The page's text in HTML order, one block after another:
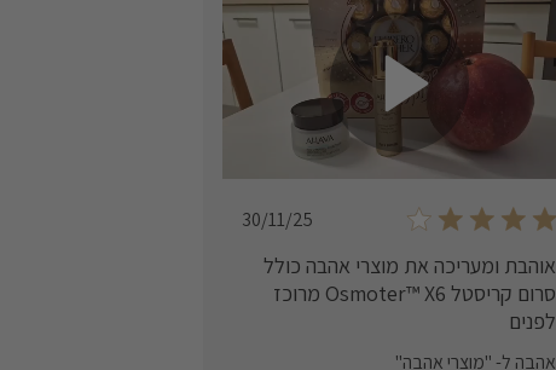
Published
30/11/25
אוהבת ומעריכה את מוצרי אהבה כולל
סרום קריסטל Osmoter™ X6 מרוכז
לפנים
אהבה ל- "מוצרי אהבה"